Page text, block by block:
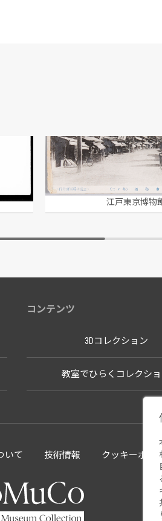
上溝市場通 (其ノ二)
江戸東京博物
コンテンツ
3Dコレクション
教室でひらくコレクシ
いて 技術情報 クッキーポリ